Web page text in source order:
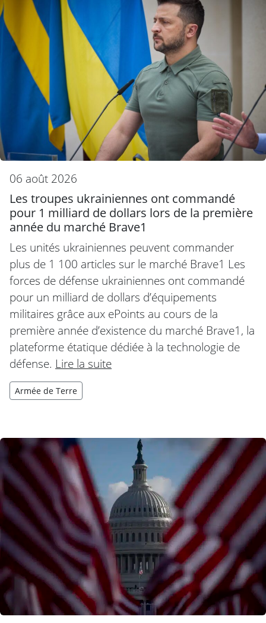
06 août 2026
Les troupes ukrainiennes ont commandé
pour 1 milliard de dollars lors de la première
année du marché Brave1
Les unités ukrainiennes peuvent commander
plus de 1 100 articles sur le marché Brave1 Les
forces de défense ukrainiennes ont commandé
pour un milliard de dollars d’équipements
militaires grâce aux ePoints au cours de la
première année d’existence du marché Brave1, la
plateforme étatique dédiée à la technologie de
défense. Lire la suite
Armée de Terre